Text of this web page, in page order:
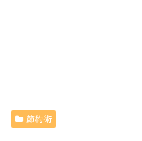
節約術